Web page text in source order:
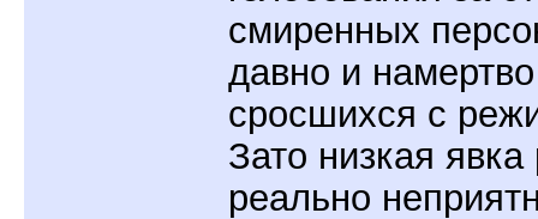
смиренных
давно и намертво
сросшихся с
Зато низкая
реально